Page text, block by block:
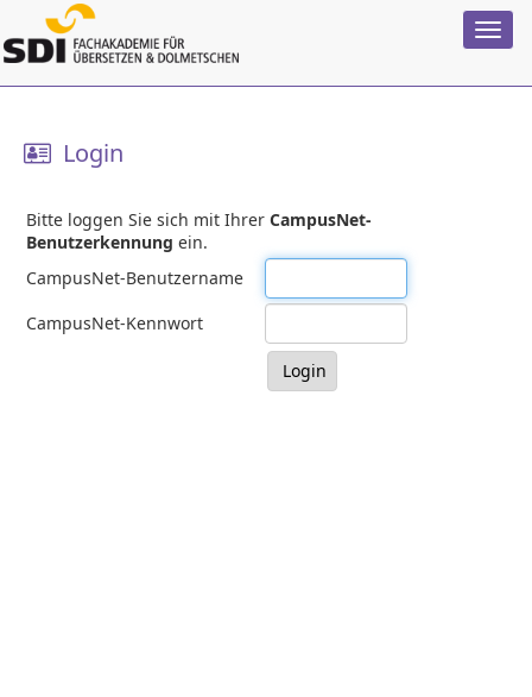
Login
Bitte loggen Sie sich mit Ihrer CampusNet-
Benutzerkennung ein.
CampusNet-Benutzername
CampusNet-Kennwort